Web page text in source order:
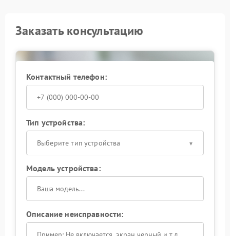
Заказать консультацию
Контактный телефон:
Тип устройства:
Выберите тип устройства
Модель устройства:
Описание неисправности: